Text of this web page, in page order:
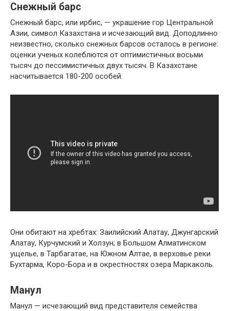
Снежный барс
Снежный барс, или ирбис, — украшение гор Центральной
Азии, символ Казахстана и исчезающий вид. Доподлинно
неизвестно, сколько снежных барсов осталось в регионе:
оценки ученых колеблются от оптимистичных восьми
тысяч до пессимистичных двух тысяч. В Казахстане
насчитывается 180-200 особей.
Они обитают на хребтах: Заилийский Алатау, Джунгарский
Алатау, Курчумский и Холзун; в Большом Алматинском
ущелье, в Тарбагатае, на Южном Алтае, в верховье реки
Бухтарма, Коро-Бора и в окрестностях озера Маркаколь.
Манул
Манул — исчезающий вид представителя семейства